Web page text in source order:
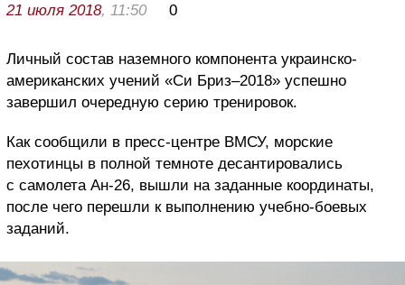
21 июля 2018, 11:50 0
Личный состав наземного компонента украинско-
американских учений «Си Бриз–2018» успешно
завершил очередную серию тренировок.
Как сообщили в пресс-центре ВМСУ, морские
пехотинцы в полной темноте десантировались
с самолета Ан-26, вышли на заданные координаты,
после чего перешли к выполнению учебно-боевых
заданий.